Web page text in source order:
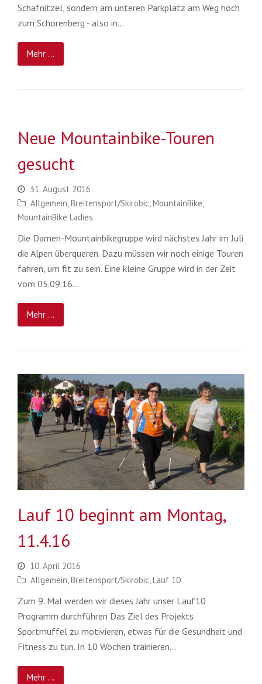
Schafnitzel, sondern am unteren Parkplatz am Weg hoch
zum Schorenberg - also in…
Mehr ...
Neue Mountainbike-Touren
gesucht
31. August 2016
Allgemein Breitensport/Skirobic MountainBike
MountainBike Ladies
Die Damen-Mountainbikegruppe wird nächstes Jahr im Juli
die Alpen überqueren. Dazu müssen wir noch einige Touren
fahren, um fit zu sein. Eine kleine Gruppe wird in der Zeit
vom 05.09.16…
Mehr ...
Lauf 10 beginnt am Montag,
11.4.16
10. April 2016
Allgemein,Breitensport/Skirobic,Lauf 10
Zum 9. Mal werden wir dieses Jahr unser Lauf10
Programm durchführen Das Ziel des Projekts
Sportmuffel zu motivieren, etwas für die Gesundheit und
Fitness zu tun. In 10 Wochen trainieren…
Mehr ...